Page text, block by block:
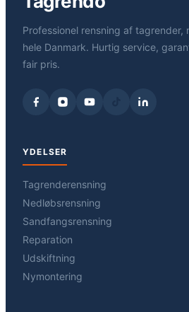
Professionel rensning af
hele Danmark. Hurtig service,
fair pris.
YDELSER
Tagrenderensning
Nedløbsrensning
Sandfangsrensning
Reparation
Udskiftning
Nymontering